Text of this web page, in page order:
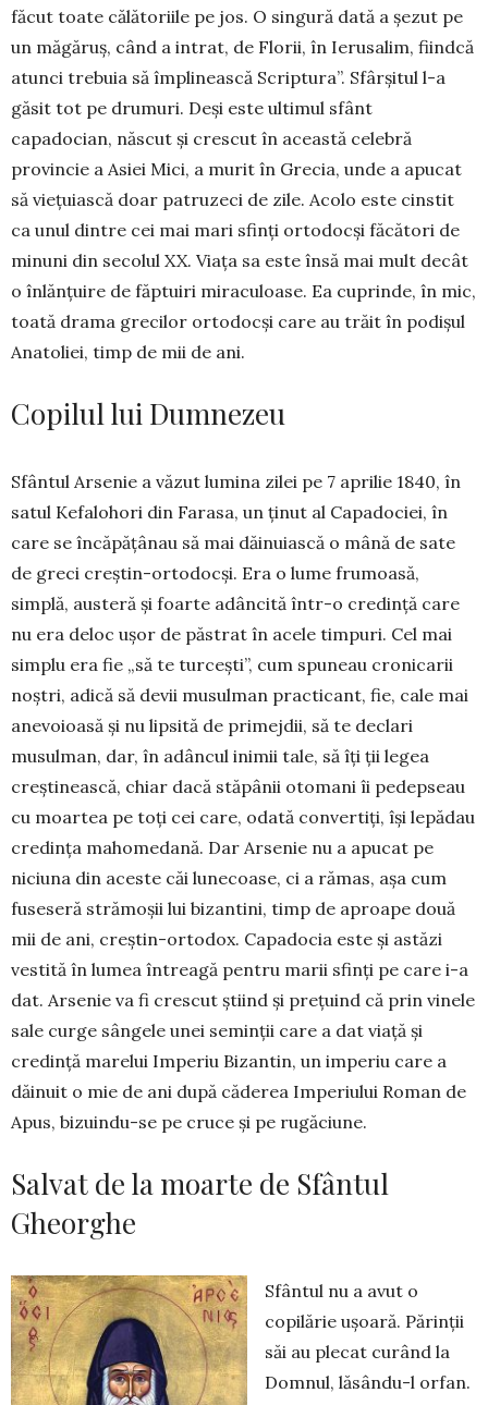
făcut toate călătoriile pe jos. O singură dată a șezut pe
un măgăruș, când a intrat, de Florii, în Ieru­salim, fiindcă
atunci tre­buia să împlinească Scrip­tura”. Sfârșitul l-a
găsit tot pe drumuri. Deși este ulti­mul sfânt
capadocian, năs­cut și crescut în această celebră
provincie a Asiei Mici, a murit în Grecia, unde a apucat
să viețuiască doar patruzeci de zile. Acolo este cinstit
ca unul dintre cei mai mari sfinți ortodocși făcători de
mi­nuni din secolul XX. Viața sa este însă mai mult decât
o înlănțuire de făptuiri miraculoase. Ea cu­prinde, în mic,
toată drama grecilor ortodocși care au trăit în podișul
Anatoliei, timp de mii de ani.
Copilul lui Dumnezeu
Sfântul Arsenie a văzut lu­mina zilei pe 7 aprilie 1840, în
satul Kefalohori din Farasa, un ținut al Capadociei, în
care se încăpățânau să mai dăinuiască o mână de sate
de greci creștin-ortodocși. Era o lume frumoasă,
simplă, austeră și foarte adâncită într-o credință care
nu era deloc ușor de păstrat în acele timpuri. Cel mai
simplu era fie „să te turcești”, cum spuneau cronicarii
noștri, adică să devii musulman practicant, fie, cale mai
ane­vo­ioasă și nu lipsită de primejdii, să te declari
musulman, dar, în adân­cul inimii tale, să îți ții legea
creștinească, chiar dacă stăpânii otomani îi pedepseau
cu moartea pe toți cei care, odată convertiți, își lepădau
credința mahomedană. Dar Arsenie nu a apucat pe
niciuna din aceste căi lunecoase, ci a rămas, așa cum
fuseseră strămoșii lui bizantini, timp de aproape două
mii de ani, creștin-ortodox. Capadocia este și astăzi
vestită în lumea întreagă pentru marii sfinți pe care i-a
dat. Arsenie va fi crescut știind și prețuind că prin vi­nele
sale curge sângele unei seminții care a dat viață și
credință marelui Imperiu Bizantin, un im­pe­riu care a
dăinuit o mie de ani după căderea Imperiului Roman de
Apus, bizuindu-se pe cruce și pe rugăciune.
Salvat de la moarte de Sfântul
Gheorghe
Sfântul nu a avut o
copilărie ușoară. Părinții
săi au plecat curând la
Domnul, lăsându-l orfan.